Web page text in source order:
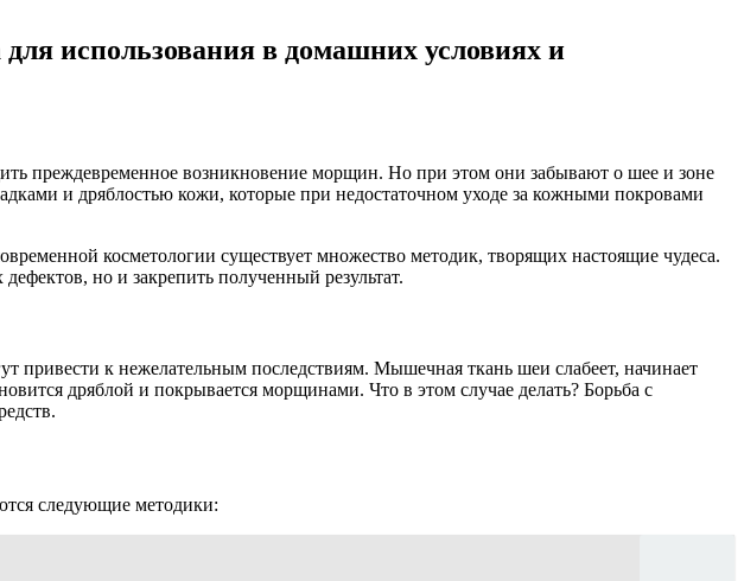
использования в домашних условиях и
преждевременное возникновение морщин. Но при этом они забывают о шее и зоне
и дряблостью кожи, которые при недостаточном уходе за кожными покровами
косметологии существует множество методик, творящих настоящие чудеса.
но и закрепить полученный результат.
привести к нежелательным последствиям. Мышечная ткань шеи слабеет, начинает
дряблой и покрывается морщинами. Что в этом случае делать? Борьба с
следующие методики: